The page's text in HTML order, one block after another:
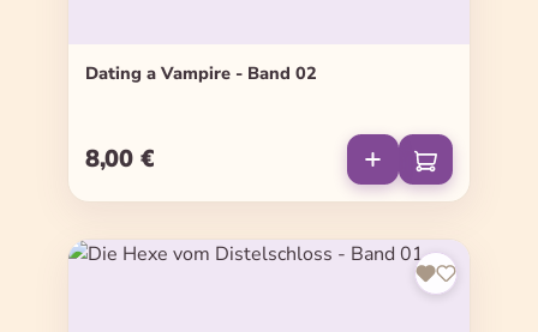
Dating a Vampire - Band 02
Regulärer Preis:
8,00 €